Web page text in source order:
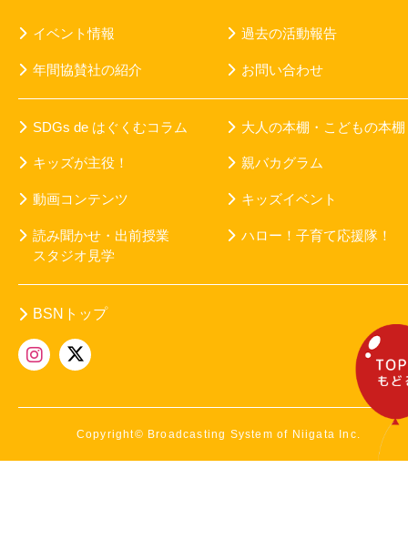
イベント情報 過去の活動報告
年間協賛社の紹介 お問い合わせ
SDGs de はぐくむコラム 大人の本棚・こどもの本棚
キッズが主役！ 親バカグラム
動画コンテンツ キッズイベント
読み聞かせ・出前授業
スタジオ見学
ハロー！子育て応援隊！
BSNトップ
Copyright© Broadcasting System of Niigata Inc.